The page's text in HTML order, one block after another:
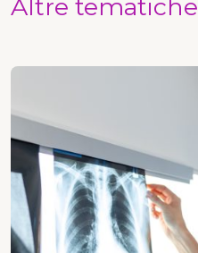
Altre tematiche
Radiologia e imaging